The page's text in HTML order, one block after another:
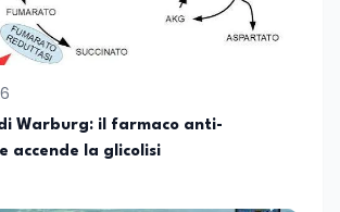
tra cui FindYourGoal.it,
di orientamento scuola-
basata sul modello LifeComp,
sistema AI per la
di corsi universitari con avatar
KeepYouCare.it, piattaforma di
telesoccorso e
È inoltre Delegato della
di Warburg: il farmaco anti-
accende la glicolisi